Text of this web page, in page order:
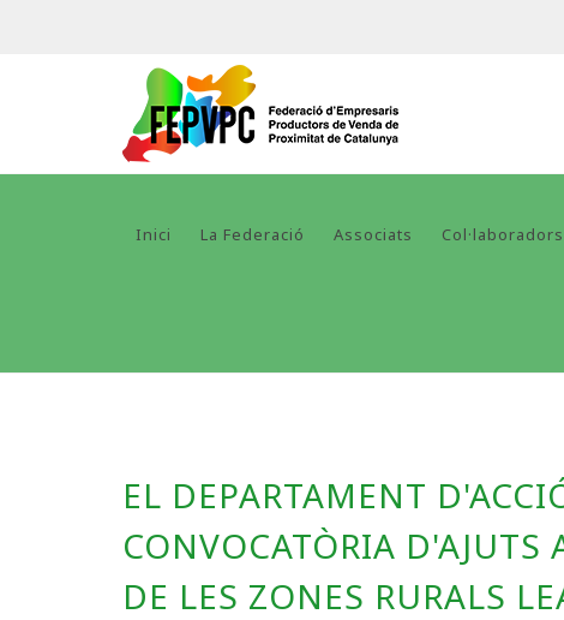
Inici La Federació Associats Col·laboradors
EL DEPARTAMENT
CONVOCATÒRIA
DE LES ZONES RURALS